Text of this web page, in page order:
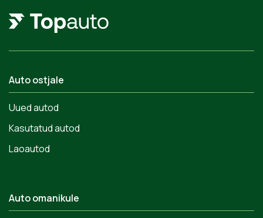
Auto ostjale
Uued autod
Kasutatud autod
Laoautod
Auto omanikule